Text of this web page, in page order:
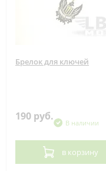
Брелок для ключей
190 руб.
В наличии
в корзину